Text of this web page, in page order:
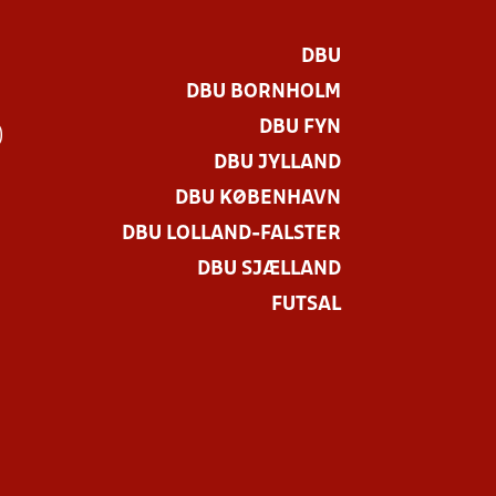
DBU
DBU BORNHOLM
DBU FYN
DBU JYLLAND
DBU KØBENHAVN
DBU LOLLAND-FALSTER
DBU SJÆLLAND
FUTSAL